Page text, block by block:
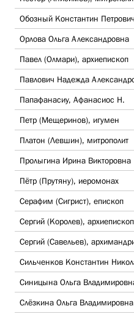
Обозный Константин Петрович
Орлова Ольга Александровна
Павел (Олмари), архиепископ
Павлович Надежда
Папафанасиу, Афанасиос Н.
Петр (Мещеринов), игумен
Платон (Левшин), митрополит
Пролыгина Ирина Викторовна
Пётр (Прутяну), иеромонах
Серафим (Сигрист), епископ
Сергий (Королев),
Сергий (Савельев),
Сильченков Константин
Синицына Ольга
Слёзкина Ольга Владимировна